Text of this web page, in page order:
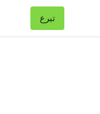
تبرع